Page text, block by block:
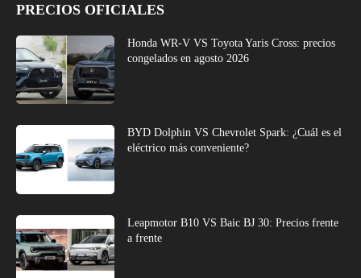
PRECIOS OFICIALES
Honda WR-V VS Toyota Yaris Cross: precios
congelados en agosto 2026
BYD Dolphin VS Chevrolet Spark: ¿Cuál es el
eléctrico más conveniente?
Leapmotor B10 VS Baic BJ 30: Precios frente
a frente